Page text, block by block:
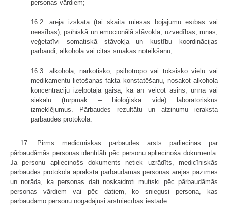
personas vārdiem;
16.2. ārējā izskata (tai skaitā miesas bojājumu esības vai
neesības), psihiskā un emocionālā stāvokļa, uzvedības, runas,
veģetatīvi somatiskā stāvokļa un kustību koordinācijas
pārbaudi, alkohola vai citas smakas noteikšanu;
16.3. alkohola, narkotisko, psihotropo vai toksisko vielu vai
medikamentu lietošanas fakta konstatēšanu, nosakot alkohola
koncentrāciju izelpotajā gaisā, kā arī veicot asins, urīna vai
siekalu (turpmāk – bioloģiskā vide) laboratoriskus
izmeklējumus. Pārbaudes rezultātu un atzinumu ieraksta
pārbaudes protokolā.
17. Pirms medicīniskās pārbaudes ārsts pārliecinās par
pārbaudāmās personas identitāti pēc personu apliecinoša dokumenta.
Ja personu apliecinošs dokuments netiek uzrādīts, medicīniskās
pārbaudes protokolā apraksta pārbaudāmās personas ārējās pazīmes
un norāda, ka personas dati noskaidroti mutiski pēc pārbaudāmās
personas vārdiem vai pēc datiem, ko sniegusi persona, kas
pārbaudāmo personu nogādājusi ārstniecības iestādē.